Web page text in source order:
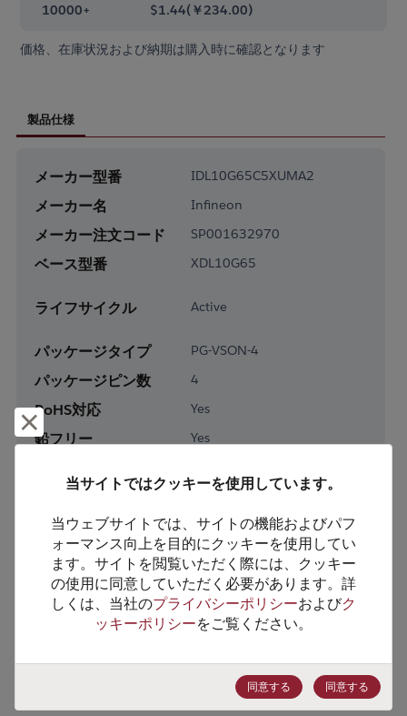
10000+ $1.44(￥234.00)
価格、在庫状況および納期は購入時に確認となります
製品仕様
メーカー型番 IDL10G65C5XUMA2
メーカー名 Infineon
メーカー注文コード SP001632970
ベース型番 XDL10G65
ライフサイクル Active
パッケージタイプ PG-VSON-4
パッケージピン数 4
RoHS対応 Yes
鉛フリー Yes
3000
製品カテゴリー Discretes
製品サブカテゴリー Diodes
製品グループ Rectifier/Schottky Diodes
却下して閉じる
当サイトではクッキーを使用しています。
当ウェブサイトでは、サイトの機能およびパフ
ォーマンス向上を目的にクッキーを使用してい
ます。サイトを閲覧いただく際には、クッキー
の使用に同意していただく必要があります。詳
しくは、当社のプライバシーポリシーおよびク
ッキーポリシーをご覧ください。
同意する 同意する